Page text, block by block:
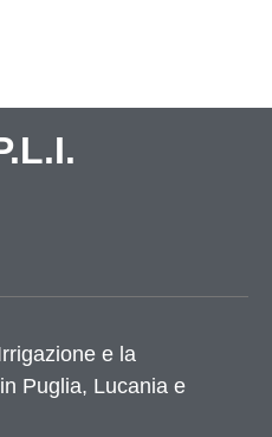
e la
Puglia, Lucania e